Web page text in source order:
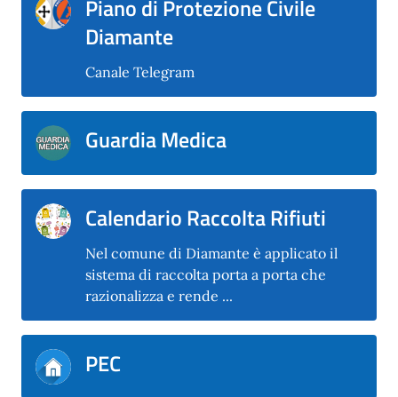
Piano di Protezione Civile
Diamante
Canale Telegram
Guardia Medica
Calendario Raccolta Rifiuti
Nel comune di Diamante è applicato il
sistema di raccolta porta a porta che
razionalizza e rende ...
PEC